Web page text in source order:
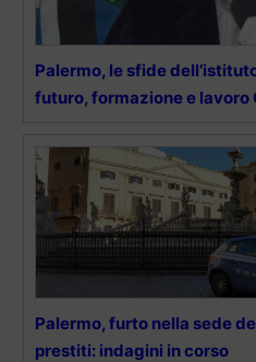
Palermo, le sfide
futuro, formazione e lavoro
Palermo, furto nella sede
prestiti: indagini in corso